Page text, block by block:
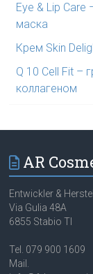
Eye & Lip
маска
Крем Skin
Q 10 Cell Fit –
коллагеном
AR
Entwickler &
Via Gulia 48A
6855 Stabio TI
Tel. 079 900 1609
Mail.